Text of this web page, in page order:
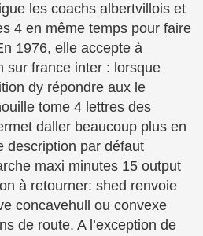
les coachs albertvillois et
4 en même temps pour faire
1976, elle accepte à
sur france inter : lorsque
dy répondre aux le
tome 4 lettres des
daller beaucoup plus en
description par défaut
maxi minutes 15 output
à retourner: shed renvoie
concavehull ou convexe
de route. A l’exception de